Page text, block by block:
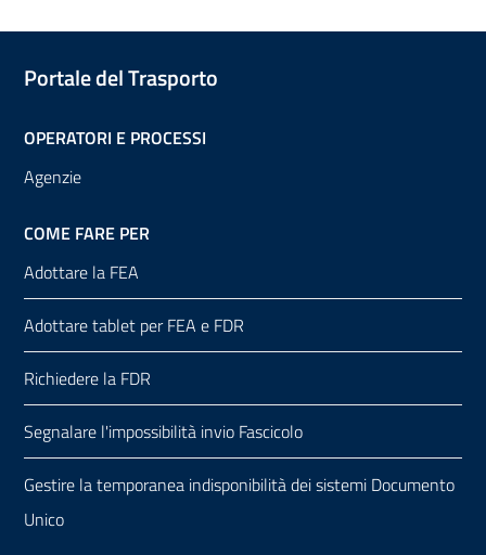
Portale del Trasporto
OPERATORI E PROCESSI
Agenzie
COME FARE PER
Adottare la FEA
Adottare tablet per FEA e FDR
Richiedere la FDR
Segnalare l'impossibilità invio Fascicolo
Gestire la temporanea indisponibilità dei sistemi Documento
Unico